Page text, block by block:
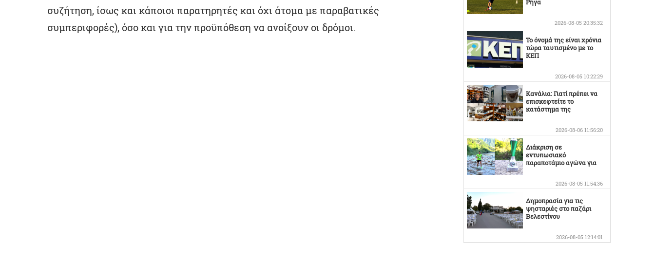
συζήτηση, ίσως και κάποιοι παρατηρητές και όχι άτομα με παραβατικές
συμπεριφορές), όσο και για την προϋπόθεση να ανοίξουν οι δρόμοι.
Ρήγα
2026-08-05 20:35:32
Το όνομά της είναι χρόνια
τώρα ταυτισμένο με το
ΚΕΠ
2026-08-05 10:22:29
Κανάλια: Γιατί πρέπει να
επισκεφτείτε το
κατάστημα της
2026-08-06 11:56:20
Διάκριση σε
εντυπωσιακό
παραποτάμιο αγώνα για
2026-08-05 11:54:36
Δημοπρασία για τις
ψησταριές στο παζάρι
Βελεστίνου
2026-08-05 12:14:01